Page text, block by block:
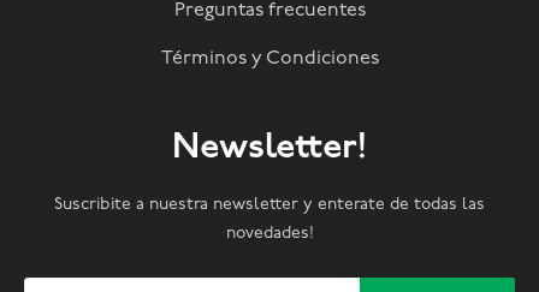
Preguntas frecuentes
Términos y Condiciones
Newsletter!
Suscribite a nuestra newsletter y enterate de todas las
novedades!